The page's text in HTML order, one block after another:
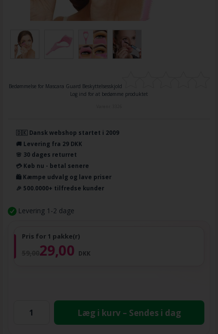
Bedømmelse for Mascara Guard Beskyttelsesskjold
Log ind for at bedømme produktet
🇩🇰 Dansk webshop startet i 2009
🚚 Levering fra 29 DKK
🌸 30 dages returret
💳 Køb nu - betal senere
🛍️ Kæmpe udvalg og lave priser
🎉 500.0000+ tilfredse kunder
Levering 1-2 dage
Pris for 1 pakke(r)
29,00 DKK
Læg i kurv – Sendes i dag